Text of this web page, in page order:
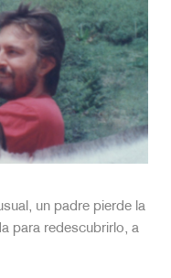
un padre pierde la
para redescubrirlo, a